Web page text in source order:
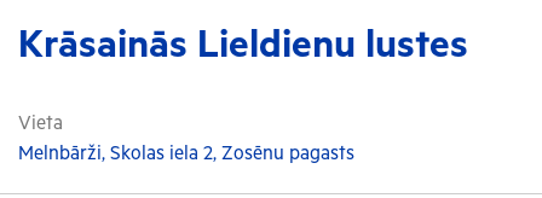
Krāsainās Lieldienu lustes
Vieta
Melnbārži, Skolas iela 2, Zosēnu pagasts